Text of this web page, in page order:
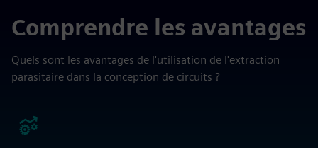
Comprendre les avantages
Quels sont les avantages de l'utilisation de l'extraction
parasitaire dans la conception de circuits ?